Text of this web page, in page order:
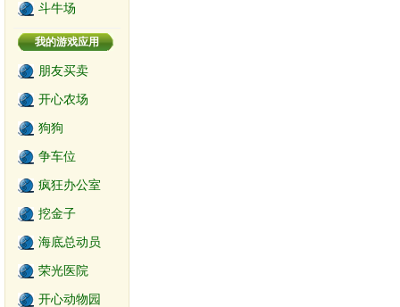
斗牛场
我的游戏应用
朋友买卖
开心农场
狗狗
争车位
疯狂办公室
挖金子
海底总动员
荣光医院
开心动物园